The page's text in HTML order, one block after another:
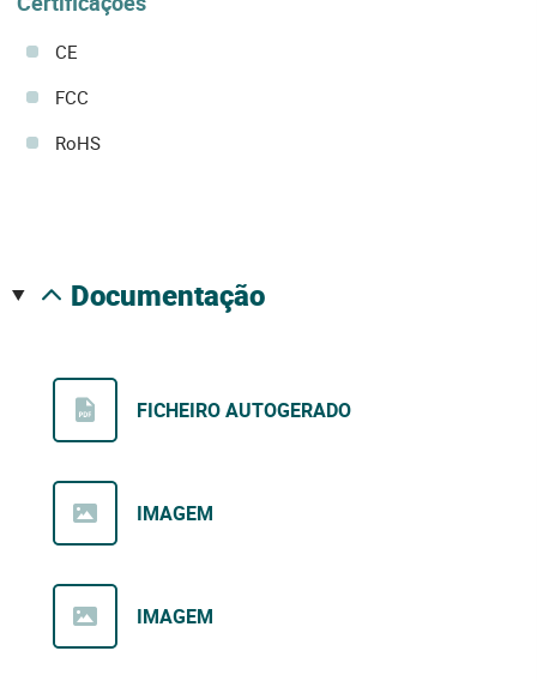
CE
FCC
RoHS
documentação
FICHEIRO AUTOGERADO
IMAGEM
IMAGEM